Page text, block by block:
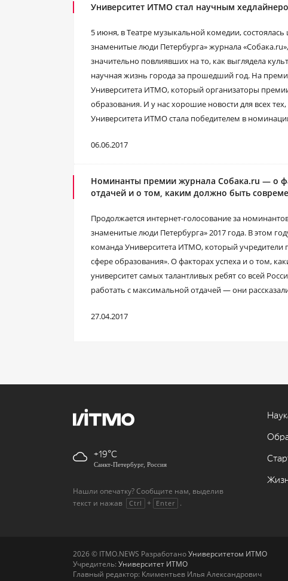
Университет ИТМО стал научным
5 июня, в Театре музыкальной комедии,
знаменитые люди Петербурга» журнала
значительно повлиявших на то, как выглядела
научная жизнь города за прошедший год. На
Университета ИТМО, который организаторы
образования. И у нас хорошие новости для всех
Университета ИТМО стала победителем в
06.06.2017
Номинанты премии журнала Собака.ru — о
отдачей и о том, каким должно быть
Продолжается интернет-голосование за
знаменитые люди Петербурга» 2017 года. В этом
команда Университета ИТМО, который
сфере образования». О факторах успеха и о том,
университет самых талантливых ребят со всей
работать с максимальной отдачей — они
27.04.2017
+19
Санкт-Петербург, Россия
Нашли опечатку? Сообщите нам, выделив
текст и нажав
Ctrl + Enter .
2026 © ITMO.NEWS РазработаноУниверситетом ИТМО
Учредитель: Университет ИТМО
Главный редактор: Климентьев Илья Александрович